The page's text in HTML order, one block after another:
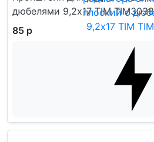
дюбелями 9,2x17 TIM TIM3038
85 р